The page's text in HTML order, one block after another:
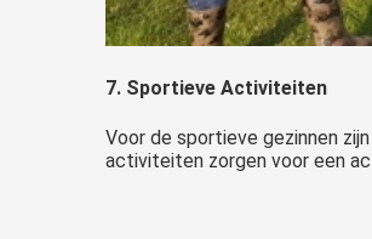
7. Sportieve Activiteiten
Voor de sportieve gezinnen
activiteiten zorgen voor een